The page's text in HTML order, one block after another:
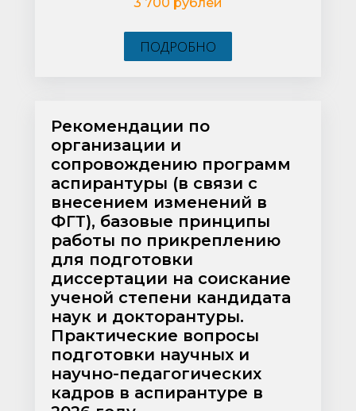
ПОДРОБНО
Рекомендации по
организации и
сопровождению программ
аспирантуры (в связи с
внесением изменений в
ФГТ), базовые принципы
работы по прикреплению
для подготовки
диссертации на соискание
ученой степени кандидата
наук и докторантуры.
Практические вопросы
подготовки научных и
научно-педагогических
кадров в аспирантуре в